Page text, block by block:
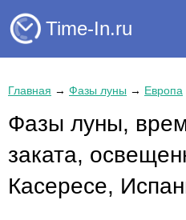
Time-In.ru
Главная → Фазы луны → Европа
Фазы луны,
заката,
Касересе,